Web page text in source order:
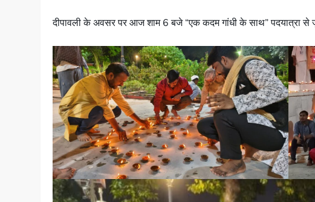
दीपावली के अवसर पर आज शाम 6 बजे “एक कदम गांधी के साथ” पदयात्रा से